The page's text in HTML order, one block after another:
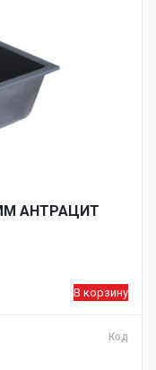
АНТРАЦИТ
В корзину
Код